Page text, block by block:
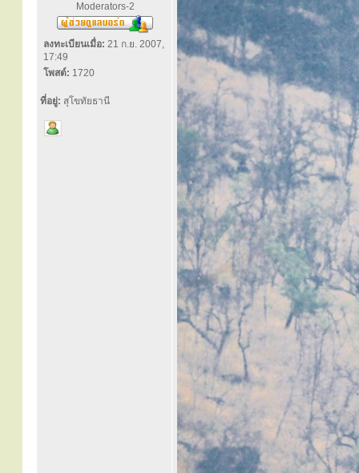
Moderators-2
ลงทะเบียนเมื่อ: 21 ก.ย. 2007,
17:49
โพสต์: 1720
ที่อยู่: สุโขทัยธานี